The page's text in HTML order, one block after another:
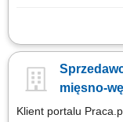
obsługa klientów przy
produktów mięsnych,
produktów i terminów
mięsno-
Klient portalu